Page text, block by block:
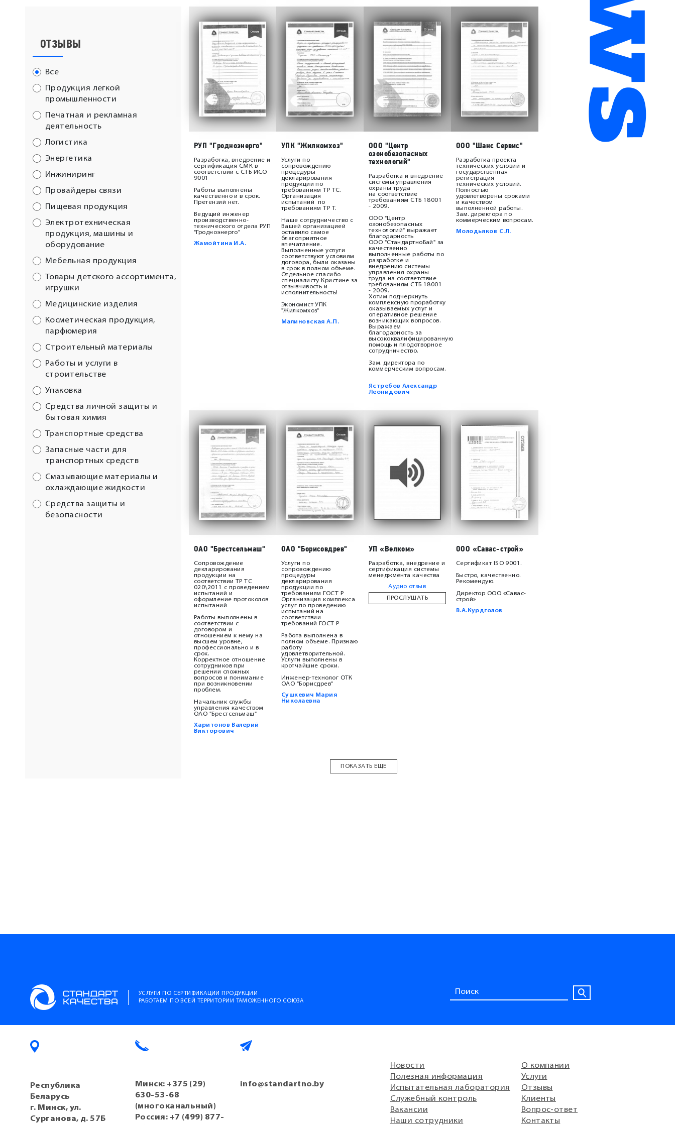
ОТЗЫВЫ
Все
Продукция легкой
промышленности
Печатная и рекламная
деятельность
Логистика
Энергетика
Инжиниринг
Провайдеры связи
Пищевая продукция
Электротехническая
продукция, машины и
оборудование
Мебельная продукция
Товары детского ассортимента,
игрушки
Медицинские изделия
Косметическая продукция,
парфюмерия
Строительный материалы
Работы и услуги в
строительстве
Упаковка
Средства личной защиты и
бытовая химия
Транспортные средства
Запасные части для
транспортных средств
Смазывающие материалы и
охлаждающие жидкости
Средства защиты и
безопасности
РУП "Гродноэнерго"
Разработка, внедрение и
сертификация СМК в
соответствии с СТБ ИСО
9001
Работы выполнены
качественно и в срок.
Претензий нет.
Ведущий инженер
производственно-
технического отдела РУП
"Гродноэнерго"
Жамойтина И.А.
УПК "Жилкомхоз"
Услуги по
сопровождению
процедуры
декларирования
продукции по
требованиям ТР ТС.
Организация
испытаний по
требованиям ТР Т.
Наше сотрудничество с
Вашей организацией
оставило самое
благоприятное
впечатление.
Выполненные услуги
соответствуют условиям
договора, были оказаны
в срок в полном объеме.
Отдельное спасибо
специалисту Кристине за
отзывчивость и
исполнительность!
Экономист УПК
"Жилкомхоз"
Малиновская А.П.
ООО "Центр
озонобезопасных
технологий"
Разработка и внедрение
системы управления
охраны труда
на соответствие
требованиям СТБ 18001
- 2009.
ООО "Центр
озонобезопасных
технологий" выражает
благодарность
ООО "СтандартноБай" за
качественно
выполненные работы по
разработке и
внедрению системы
управления охраны
труда на соответствие
требованиям СТБ 18001
- 2009.
Хотим подчеркнуть
комплексную проработку
оказываемых услуг и
оперативное решение
возникающих вопросов.
Выражаем
благодарность за
высококвалифицированную
помощь и плодотворное
сотрудничество.
Зам. директора по
коммерческим вопросам.
Ястребов Александр
Леонидович
ООО "Шанс Сервис"
Разработка проекта
технических условий и
государственная
регистрация
технических условий.
Полностью
удовлетворены сроками
и качеством
выполненной работы.
Зам. директора по
коммерческим вопросам.
Молодьяков С.Л.
ОАО "Брестсельмаш"
Сопровождение
декларирования
продукции на
соответствии ТР ТС
020\2011 с проведением
испытаний и
оформление протоколов
испытаний
Работы выполнены в
соответствии с
договором и
отношением к нему на
высшем уровне,
профессионально и в
срок.
Корректное отношение
сотрудников при
решении сложных
вопросов и понимание
при возникновении
проблем.
Начальник службы
управления качеством
ОАО "Брестсельмаш"
Харитонов Валерий
Викторович
ОАО "Борисовдрев"
Услуги по
сопровождению
процедуры
декларирования
продукции по
требованиям ГОСТ Р
Организация комплекса
услуг по проведению
испытаний на
соответствии
требований ГОСТ Р
Работа выполнена в
полном объеме. Признаю
работу
удовлетворительной.
Услуги выполнены в
кротчайшие сроки.
Инженер-технолог ОТК
ОАО "Борисдрев"
Сушкевич Мария
Николаевна
УП «Велком»
Разработка, внедрение и
сертификация системы
менеджмента качества
Аудио отзыв
ПРОСЛУШАТЬ
ООО «Савас-строй»
Сертификат ISO 9001.
Быстро, качественно.
Рекомендую.
Директор ООО «Савас-
строй»
В.А.Курдголов
ПОКАЗАТЬ ЕЩЕ
УСЛУГИ ПО СЕРТИФИКАЦИИ ПРОДУКЦИИ
РАБОТАЕМ ПО ВСЕЙ ТЕРРИТОРИИ ТАМОЖЕННОГО СОЮЗА
Республика
Беларусь
г. Минск, ул.
Сурганова, д. 57Б
Минск: +375 (29)
630-53-68
(многоканальный)
Россия: +7 (499) 877-
info@standartno.by
Новости
Полезная информация
Испытательная лаборатория
Служебный контроль
Вакансии
Наши сотрудники
О компании
Услуги
Отзывы
Клиенты
Вопрос-ответ
Контакты